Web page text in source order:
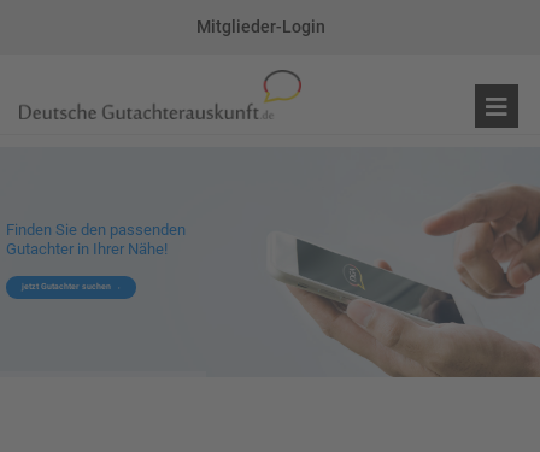
Mitglieder-Login
Finden Sie den passenden
Gutachter in Ihrer Nähe!
jetzt Gutachter suchen